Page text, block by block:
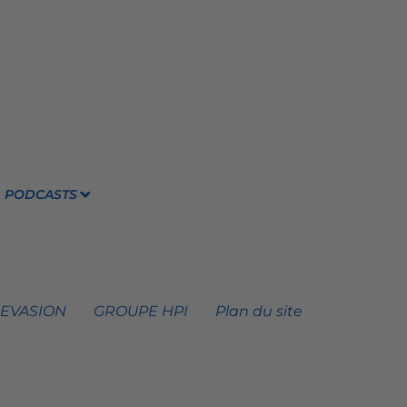
PODCASTS
GROUPE HPI Plan du site